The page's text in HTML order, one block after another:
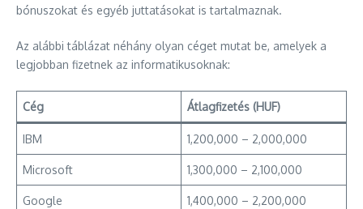
bónuszokat és egyéb juttatásokat is tartalmaznak.
Az alábbi táblázat néhány olyan céget mutat be, amelyek a
legjobban fizetnek az informatikusoknak:
Cég Átlagfizetés (HUF)
IBM 1,200,000 – 2,000,000
Microsoft 1,300,000 – 2,100,000
Google 1,400,000 – 2,200,000